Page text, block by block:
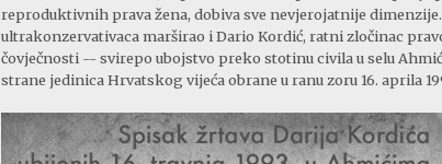
reproduktivnih prava žena, dobiva sve nevjerojatnije
ultrakonzervativaca marširao i Dario Kordić, ratni zločinac
čovječnosti -- svirepo ubojstvo preko stotinu civila u selu
strane jedinica Hrvatskog vijeća obrane u ranu zoru 16. aprila